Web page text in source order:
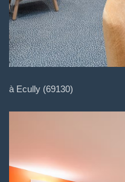
à Ecully (69130)